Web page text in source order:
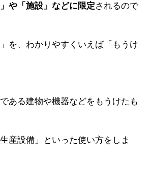
や「施設」などに限定されるので
を、わかりやすくいえば「もうけ
ある建物や機器などをもうけたも
産設備」といった使い方をしま